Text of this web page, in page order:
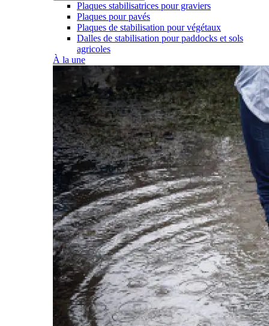
Plaques stabilisatrices pour graviers
Plaques pour pavés
Plaques de stabilisation pour végétaux
Dalles de stabilisation pour paddocks et sols
agricoles
À la une